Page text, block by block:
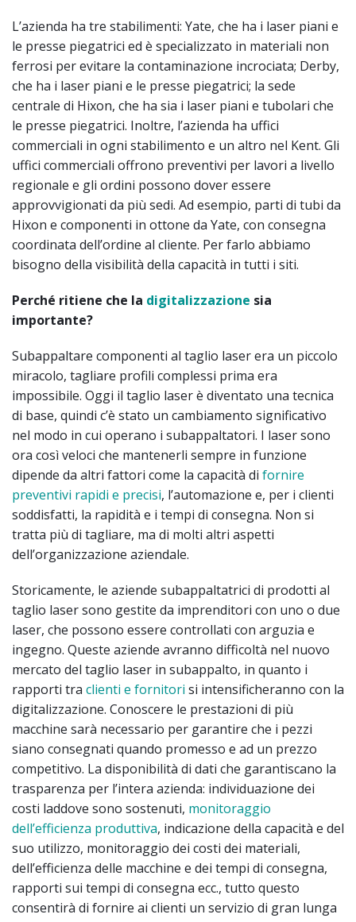
L’azienda ha tre stabilimenti: Yate, che ha i laser piani e
le presse piegatrici ed è specializzato in materiali non
ferrosi per evitare la contaminazione incrociata; Derby,
che ha i laser piani e le presse piegatrici; la sede
centrale di Hixon, che ha sia i laser piani e tubolari che
le presse piegatrici. Inoltre, l’azienda ha uffici
commerciali in ogni stabilimento e un altro nel Kent. Gli
uffici commerciali offrono preventivi per lavori a livello
regionale e gli ordini possono dover essere
approvvigionati da più sedi. Ad esempio, parti di tubi da
Hixon e componenti in ottone da Yate, con consegna
coordinata dell’ordine al cliente. Per farlo abbiamo
bisogno della visibilità della capacità in tutti i siti.
Perché ritiene che la digitalizzazione sia
importante?
Subappaltare componenti al taglio laser era un piccolo
miracolo, tagliare profili complessi prima era
impossibile. Oggi il taglio laser è diventato una tecnica
di base, quindi c’è stato un cambiamento significativo
nel modo in cui operano i subappaltatori. I laser sono
ora così veloci che mantenerli sempre in funzione
dipende da altri fattori come la capacità di fornire
preventivi rapidi e precisi, l’automazione e, per i clienti
soddisfatti, la rapidità e i tempi di consegna. Non si
tratta più di tagliare, ma di molti altri aspetti
dell’organizzazione aziendale.
Storicamente, le aziende subappaltatrici di prodotti al
taglio laser sono gestite da imprenditori con uno o due
laser, che possono essere controllati con arguzia e
ingegno. Queste aziende avranno difficoltà nel nuovo
mercato del taglio laser in subappalto, in quanto i
rapporti tra clienti e fornitori si intensificheranno con la
digitalizzazione. Conoscere le prestazioni di più
macchine sarà necessario per garantire che i pezzi
siano consegnati quando promesso e ad un prezzo
competitivo. La disponibilità di dati che garantiscano la
trasparenza per l’intera azienda: individuazione dei
costi laddove sono sostenuti, monitoraggio
dell’efficienza produttiva, indicazione della capacità e del
suo utilizzo, monitoraggio dei costi dei materiali,
dell’efficienza delle macchine e dei tempi di consegna,
rapporti sui tempi di consegna ecc., tutto questo
consentirà di fornire ai clienti un servizio di gran lunga